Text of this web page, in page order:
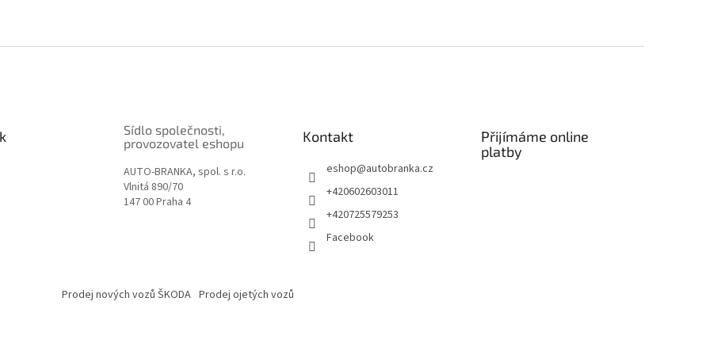
Sídlo společnosti,
provozovatel eshopu
AUTO-BRANKA, spol. s r.o.
Vlnitá 890/70
147 00 Praha 4
Kontakt
eshop@autobranka.cz
+420602603011
+420725579253
Facebook
Přijímáme online
platby
Prodej nových vozů ŠKODA Prodej ojetých vozů